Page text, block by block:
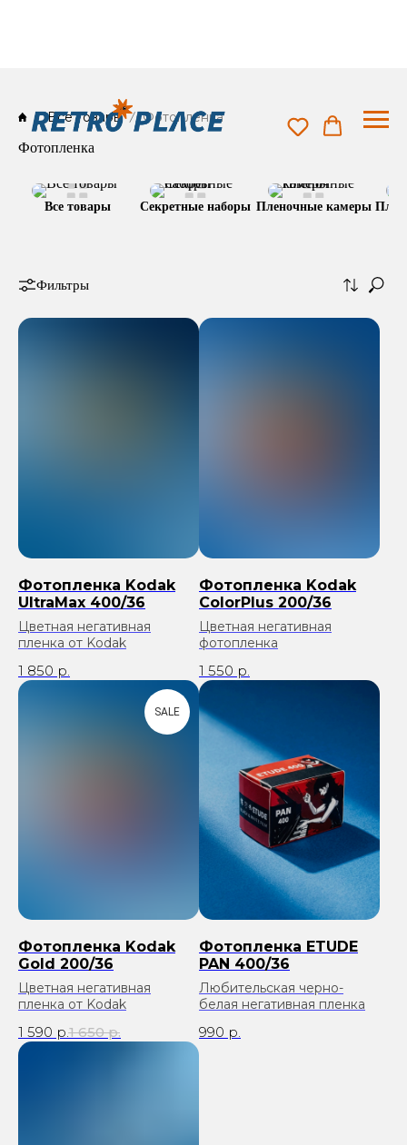
Все товары Фотопленка
Фотопленка
Все товары Секретные наборы Пленочные камеры
Фильтры
Фотопленка Kodak
UltraMax 400/36
Цветная негативная
пленка от Kodak
1 850 р.
Фотопленка Kodak
ColorPlus 200/36
Цветная негативная
фотопленка
1 550 р.
SALE
Фотопленка Kodak
Gold 200/36
Цветная негативная
пленка от Kodak
1 590 р.1 650 р.
Фотопленка ETUDE
PAN 400/36
Любительская черно-
белая негативная пленка
990 р.